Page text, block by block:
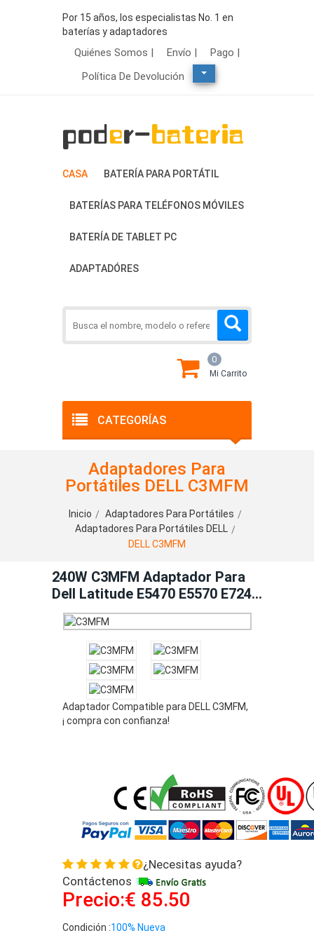
Por 15 años, los especialistas No. 1 en
baterías y adaptadores
Quiénes Somos | Envío |
Pago |
Política De Devolución
CASA BATERÍA PARA PORTÁTIL
BATERÍAS PARA TELÉFONOS MÓVILES
BATERÍA DE TABLET PC
ADAPTADÓRES
CATEGORÍAS
0
Mi Carrito
Adaptadores Para
Portátiles DELL C3MFM
Inicio
Adaptadores Para Portátiles
Adaptadores Para Portátiles DELL
DELL C3MFM
240W C3MFM Adaptador Para
Dell Latitude E5470 E5570 E7240
E7440
Adaptador Compatible para DELL C3MFM,
¡ compra con confianza!
¿Necesitas ayuda?
Contáctenos
Precio:€ 85.50
Condición :100% Nueva